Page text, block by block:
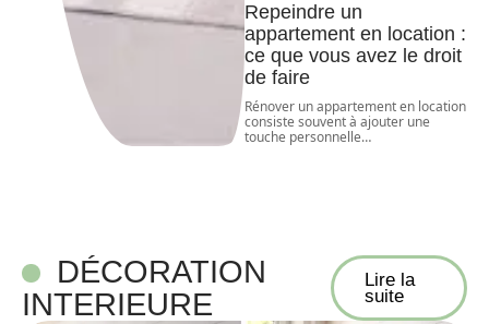
Repeindre un
appartement en location :
ce que vous avez le droit
de faire
Rénover un appartement en location
consiste souvent à ajouter une
touche personnelle…
DÉCORATION
INTERIEURE
Lire la
suite